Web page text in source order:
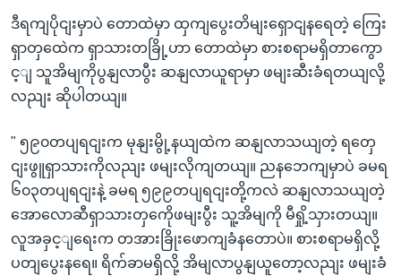
ဒီရကျပိုငျးမှာပဲ တောထဲမှာ ထှကျပွေးတိမျးရှောငျနရေတဲ့ ကြေး
ရှာတှထေဲက ရှာသားတခြို့ဟာ တောထဲမှာ စားစရာမရှိတာကွော
င့ျ သူအိမျကိုပွနျလာပွီး ဆနျလာယူရာမှာ ဖမျးဆီးခံရတယျလို့
လညျး ဆိုပါတယျ။
" ၅၉၀တပျရငျးက မုနျးမွို့နယျထဲက ဆနျလာသယျတဲ့ ရတှေ
ငျးဖွူရှာသားကိုလညျး ဖမျးလိုကျတယျ။ ညနဘေကျမှာပဲ ခမရ
၆၀၃တပျရငျးနဲ့ ခမရ ၅၉၉တပျရငျးတို့ကလဲ ဆနျလာသယျတဲ့
အောလောဆီရှာသားတှကေိုဖမျးပွီး သူ့အိမျကို မီရှို့သှားတယျ။
လူအခှင့ျရေးက တအားခြိုးဖောကျခံနတောပဲ။ စားစရာမရှိလို့
ပတျပွေးနရေ။ ရိက်ခာမရှိလို့ အိမျလာပွနျယူတော့လညျး ဖမျးခံ